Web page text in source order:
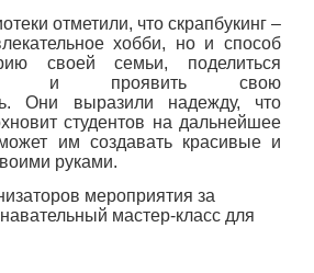
отметили, что скрапбукинг –
хобби, но и способ
своей семьи, поделиться
и проявить свою
Они выразили надежду, что
студентов на дальнейшее
им создавать красивые и
руками.
мероприятия за
мастер-класс для